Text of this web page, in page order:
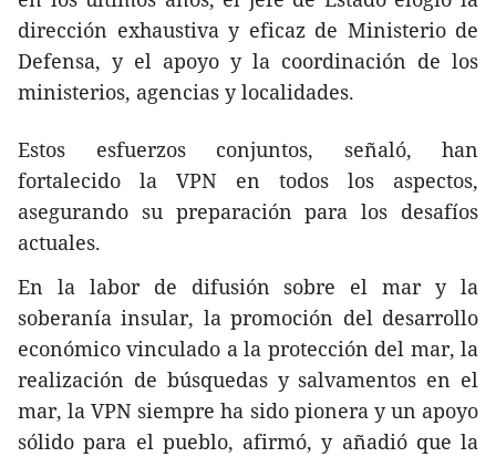
dirección exhaustiva y eficaz de Ministerio de
Defensa, y el apoyo y la coordinación de los
ministerios, agencias y localidades.
Estos esfuerzos conjuntos, señaló, han
fortalecido la VPN en todos los aspectos,
asegurando su preparación para los desafíos
actuales.
En la labor de difusión sobre el mar y la
soberanía insular, la promoción del desarrollo
económico vinculado a la protección del mar, la
realización de búsquedas y salvamentos en el
mar, la VPN siempre ha sido pionera y un apoyo
sólido para el pueblo, afirmó, y añadió que la